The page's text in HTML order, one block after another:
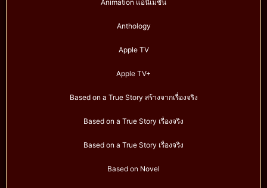
Animation แอนิเมชั่น
Anthology
Apple TV
Apple TV+
Based on a True Story สร้างจากเรื่องจริง
Based on a True Story เรื่องจริง
Based on a True Story เรื่องจริง
Based on Novel